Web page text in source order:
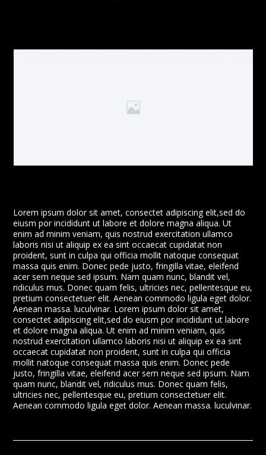
Lorem ipsum dolor sit amet, consectet adipiscing elit,sed do
eiusm por incididunt ut labore et dolore magna aliqua. Ut
enim ad minim veniam, quis nostrud exercitation ullamco
laboris nisi ut aliquip ex ea sint occaecat cupidatat non
proident, sunt in culpa qui officia mollit natoque consequat
massa quis enim. Donec pede justo, fringilla vitae, eleifend
acer sem neque sed ipsum. Nam quam nunc, blandit vel,
ridiculus mus. Donec quam felis, ultricies nec, pellentesque eu,
pretium consectetuer elit. Aenean commodo ligula eget dolor.
Aenean massa. luculvinar. Lorem ipsum dolor sit amet,
consectet adipiscing elit,sed do eiusm por incididunt ut labore
et dolore magna aliqua. Ut enim ad minim veniam, quis
nostrud exercitation ullamco laboris nisi ut aliquip ex ea sint
occaecat cupidatat non proident, sunt in culpa qui officia
mollit natoque consequat massa quis enim. Donec pede
justo, fringilla vitae, eleifend acer sem neque sed ipsum. Nam
quam nunc, blandit vel, ridiculus mus. Donec quam felis,
ultricies nec, pellentesque eu, pretium consectetuer elit.
Aenean commodo ligula eget dolor. Aenean massa. luculvinar.